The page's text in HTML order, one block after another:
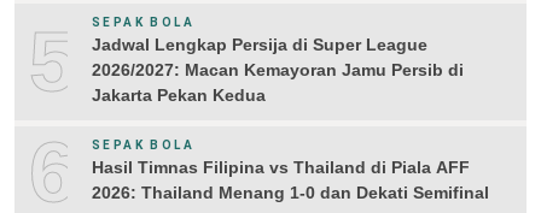
5 SEPAK BOLA
Jadwal Lengkap Persija di Super League
2026/2027: Macan Kemayoran Jamu Persib di
Jakarta Pekan Kedua
6 SEPAK BOLA
Hasil Timnas Filipina vs Thailand di Piala AFF
2026: Thailand Menang 1-0 dan Dekati Semifinal